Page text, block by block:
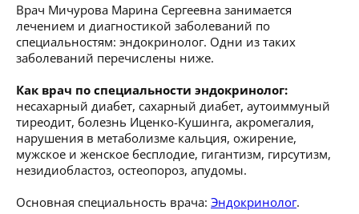
Врач Мичурова Марина Сергеевна занимается
лечением и диагностикой заболеваний по
специальностям: эндокринолог. Одни из таких
заболеваний перечислены ниже.
Как врач по специальности эндокринолог:
несахарный диабет, сахарный диабет, аутоиммуный
тиреодит, болезнь Иценко-Кушинга, акромегалия,
нарушения в метаболизме кальция, ожирение,
мужское и женское бесплодие, гигантизм, гирсутизм,
незидиобластоз, остеопороз, апудомы.
Основная специальность врача: Эндокринолог.